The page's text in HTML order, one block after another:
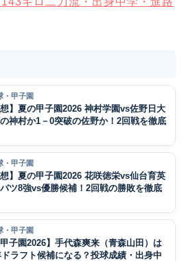
・甲子園
想】夏の甲子園2026 神村学園vs佐野日大
の神村か1－0突破の佐野か！2回戦を徹底
・甲子園
想】夏の甲子園2026 花咲徳栄vs仙台育英
バツ8強vs優勝候補！2回戦の勝敗を徹底
・甲子園
甲子園2026】手代森爽来（青森山田）は
ラフト候補になる？投球成績・出身中